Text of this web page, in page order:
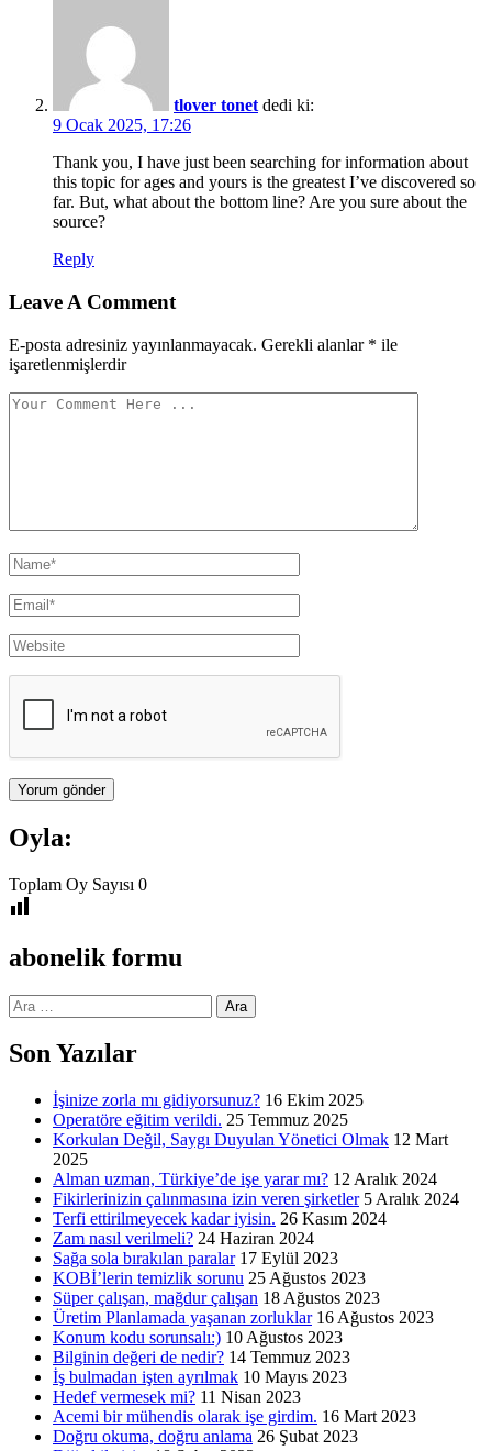
tlover tonet dedi ki:
9 Ocak 2025, 17:26
Thank you, I have just been searching for information about
this topic for ages and yours is the greatest I’ve discovered so
far. But, what about the bottom line? Are you sure about the
source?
Reply
Comment
Leave A Comment
E-posta adresiniz yayınlanmayacak. Gerekli alanlar * ile
işaretlenmişlerdir
Oyla:
Toplam Oy Sayısı 0
abonelik formu
Arama:
Son Yazılar
İşinize zorla mı gidiyorsunuz? 16 Ekim 2025
Operatöre eğitim verildi. 25 Temmuz 2025
Korkulan Değil, Saygı Duyulan Yönetici Olmak 12 Mart
2025
Alman uzman, Türkiye’de işe yarar mı? 12 Aralık 2024
Fikirlerinizin çalınmasına izin veren şirketler 5 Aralık 2024
Terfi ettirilmeyecek kadar iyisin. 26 Kasım 2024
Zam nasıl verilmeli? 24 Haziran 2024
Sağa sola bırakılan paralar 17 Eylül 2023
KOBİ’lerin temizlik sorunu 25 Ağustos 2023
Süper çalışan, mağdur çalışan 18 Ağustos 2023
Üretim Planlamada yaşanan zorluklar 16 Ağustos 2023
Konum kodu sorunsalı:) 10 Ağustos 2023
Bilginin değeri de nedir? 14 Temmuz 2023
İş bulmadan işten ayrılmak 10 Mayıs 2023
Hedef vermesek mi? 11 Nisan 2023
Acemi bir mühendis olarak işe girdim. 16 Mart 2023
Doğru okuma, doğru anlama 26 Şubat 2023